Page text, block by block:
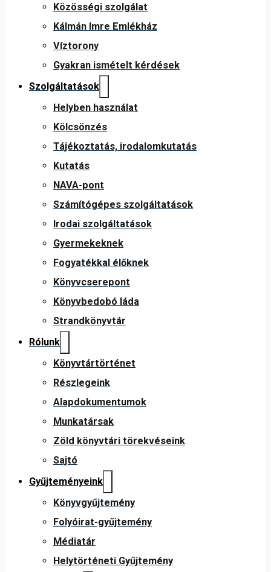
Közösségi szolgálat
Kálmán Imre Emlékház
Víztorony
Gyakran ismételt kérdések
Szolgáltatások
Helyben használat
Kölcsönzés
Tájékoztatás, irodalomkutatás
Kutatás
NAVA-pont
Számítógépes szolgáltatások
Irodai szolgáltatások
Gyermekeknek
Fogyatékkal élőknek
Könyvcserepont
Könyvbedobó láda
Strandkönyvtár
Rólunk
Könyvtártörténet
Részlegeink
Alapdokumentumok
Munkatársak
Zöld könyvtári törekvéseink
Sajtó
Gyűjteményeink
Könyvgyűjtemény
Folyóirat-gyűjtemény
Médiatár
Helytörténeti Gyűjtemény